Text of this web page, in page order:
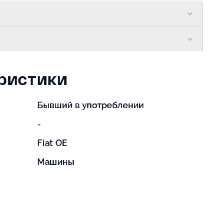
Бывший в употреблении
-
Fiat OE
Машины